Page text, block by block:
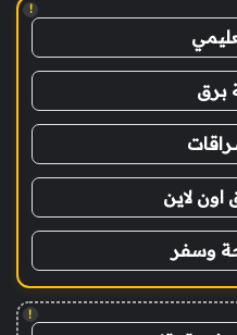
!
برق
لاين
وسفر
!